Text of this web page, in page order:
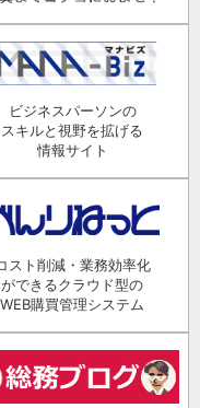
ビジネスパーソンの
スキルと視野を拡げる
情報サイト
スト削減・業務効率化
ができるクラウド型の
WEB購買管理システム